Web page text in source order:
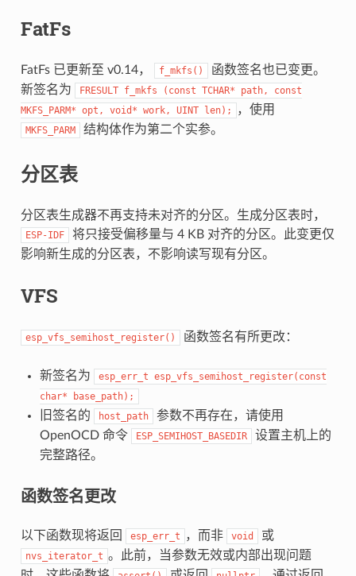
FatFs
FatFs 已更新至 v0.14， f_mkfs()
函数签名也已变更。
新签名为
FRESULT f_mkfs (const TCHAR* path,
const
MKFS_PARM* opt, void* work, UINT len); ，使用
MKFS_PARM 结构体作为第二个实参。
分区表
分区表生成器不再支持未对齐的分区。生成分区表时，
ESP-IDF
将只接受偏移量与 4 KB 对齐的分区。此变更仅
影响新生成的分区表，不影响读写现有分区。
VFS
esp_vfs_semihost_register() 函数签名有所更改：
新签名为 esp_err_t esp_vfs_semihost_register(const
char*
base_path);
旧签名的 host_path
参数不再存在，请使用
OpenOCD 命令
ESP_SEMIHOST_BASEDIR
设置主机上的
完整路径。
函数签名更改
以下函数现将返回 esp_err_t ，而非 void 或
nvs_iterator_t 。此前，当参数无效或内部出现问题